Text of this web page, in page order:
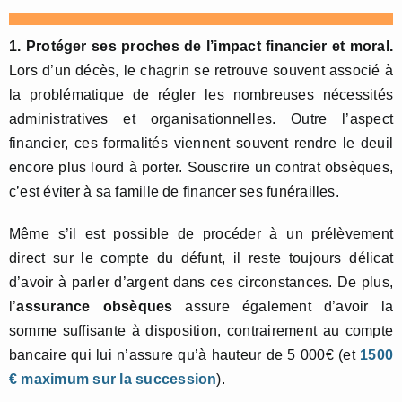
1. Protéger ses proches de l’impact financier et moral.
Lors d’un décès, le chagrin se retrouve souvent associé à
la problématique de régler les nombreuses nécessités
administratives et organisationnelles. Outre l’aspect
financier, ces formalités viennent souvent rendre le deuil
encore plus lourd à porter. Souscrire un contrat obsèques,
c’est éviter à sa famille de financer ses funérailles.
Même s’il est possible de procéder à un prélèvement
direct sur le compte du défunt, il reste toujours délicat
d’avoir à parler d’argent dans ces circonstances. De plus,
l’assurance obsèquesassure également d’avoir la
somme suffisante à disposition, contrairement au compte
bancaire qui lui n’assure qu’à hauteur de 5 000€ (et 1500
€ maximum sur la succession).